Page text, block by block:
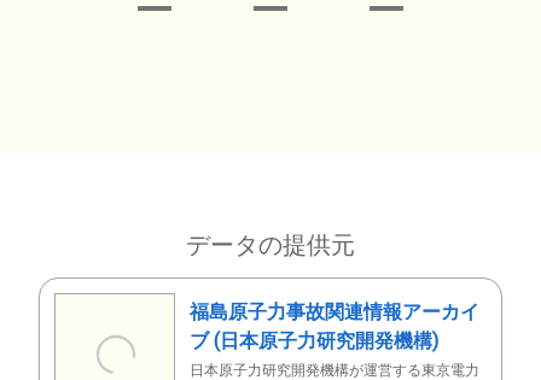
データの提供元
福島原子力事故関連情報アーカイ
ブ (日本原子力研究開発機構)
日本原子力研究開発機構が運営する東京電力